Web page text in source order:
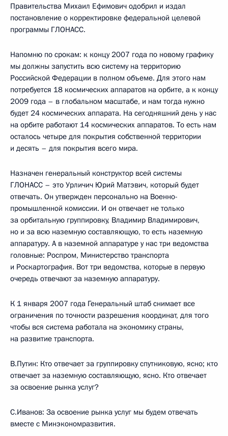
Правительства Михаил Ефимович одобрил и издал
постановление о корректировке федеральной целевой
программы ГЛОНАСС.
Напомню по срокам: к концу 2007 года по новому графику
мы должны запустить всю систему на территорию
Российской Федерации в полном объеме. Для этого нам
потребуется 18 космических аппаратов на орбите, а к концу
2009 года – в глобальном масштабе, и нам тогда нужно
будет 24 космических аппарата. На сегодняшний день у нас
на орбите работают 14 космических аппаратов. То есть нам
осталось четыре для покрытия собственной территории
и десять – для покрытия всего мира.
Назначен генеральный конструктор всей системы
ГЛОНАСС – это Урличич Юрий Матэвич, который будет
отвечать. Он утвержден персонально на Военно-
промышленной комиссии. И он отвечает не только
за орбитальную группировку, Владимир Владимирович,
но и за всю наземную составляющую, то есть наземную
аппаратуру. А в наземной аппаратуре у нас три ведомства
головные: Роспром, Министерство транспорта
и Роскартография. Вот три ведомства, которые в первую
очередь отвечают за наземную аппаратуру.
К 1 января 2007 года Генеральный штаб снимает все
ограничения по точности разрешения координат, для того
чтобы вся система работала на экономику страны,
на развитие транспорта.
В.Путин: Кто отвечает за группировку спутниковую, ясно; кто
отвечает за наземную составляющую, ясно. Кто отвечает
за освоение рынка услуг?
С.Иванов: За освоение рынка услуг мы будем отвечать
вместе с Минэкономразвития.